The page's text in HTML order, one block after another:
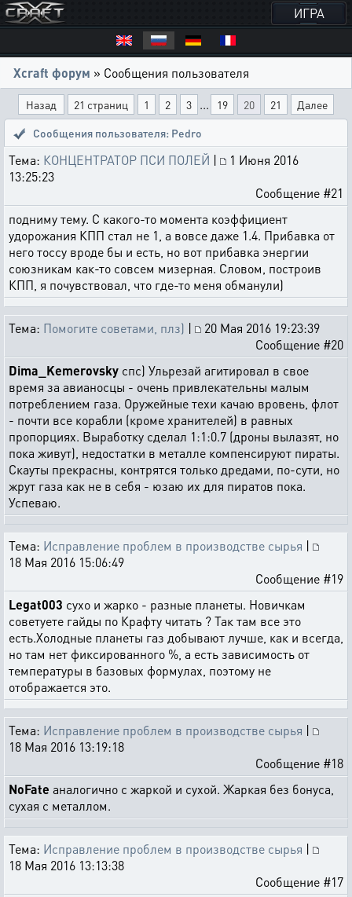
ИГРА
Xcraft форум » Сообщения пользователя
Назад 21 страниц 1 2 3 ... 19 20 21
Далее
Сообщения пользователя: Pedro
Тема: КОНЦЕНТРАТОР ПСИ ПОЛЕЙ |
1 Июня 2016
13:25:23
Сообщение #21
подниму тему. С какого-то момента коэффициент
удорожания КПП стал не 1, а вовсе даже 1.4. Прибавка от
него тоссу вроде бы и есть, но вот прибавка энергии
союзникам как-то совсем мизерная. Словом, построив
КПП, я почувствовал, что где-то меня обманули)
Тема: Помогите советами, плз) |
20 Мая 2016 19:23:39
Сообщение #20
Dima_Kemerovsky спс) Ульрезай агитировал в свое
время за авианосцы - очень привлекательны малым
потреблением газа. Оружейные техи качаю вровень, флот
- почти все корабли (кроме хранителей) в равных
пропорциях. Выработку сделал 1:1:0.7 (дроны вылазят, но
пока живут), недостатки в металле компенсируют пираты.
Скауты прекрасны, контрятся только дредами, по-сути, но
жрут газа как не в себя - юзаю их для пиратов пока.
Успеваю.
Тема: Исправление проблем в производстве сырья |
18 Мая 2016 15:06:49
Сообщение #19
Legat003 сухо и жарко - разные планеты. Новичкам
советуете гайды по Крафту читать ? Так там все это
есть.Холодные планеты газ добывают лучше, как и всегда,
но там нет фиксированного %, а есть зависимость от
температуры в базовых формулах, поэтому не
отображается это.
Тема: Исправление проблем в производстве сырья |
18 Мая 2016 13:19:18
Сообщение #18
NoFate аналогично с жаркой и сухой. Жаркая без бонуса,
сухая с металлом.
Тема: Исправление проблем в производстве сырья |
18 Мая 2016 13:13:38
Сообщение #17